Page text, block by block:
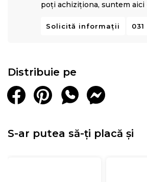
poți achiziționa, suntem
Solicită informații
Distribuie pe
S-ar putea să-ți placă și